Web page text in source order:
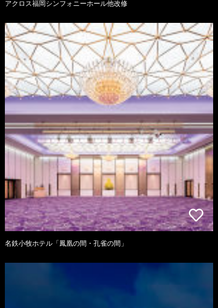
アクロス福岡シンフォニーホール他改修
名鉄小牧ホテル「鳳凰の間・孔雀の間」